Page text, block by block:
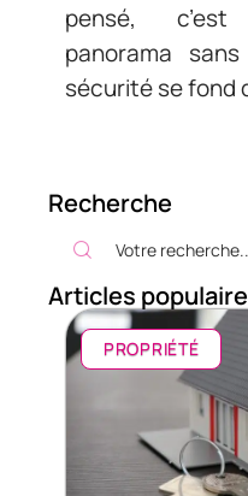
pensé, c’est
panorama
sécurité se fond
Recherche
Articles
PROPRIÉTÉ